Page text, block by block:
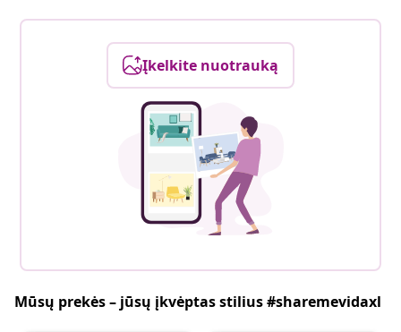
Įkelkite nuotrauką
Mūsų prekės – jūsų įkvėptas stilius #sharemevidaxl